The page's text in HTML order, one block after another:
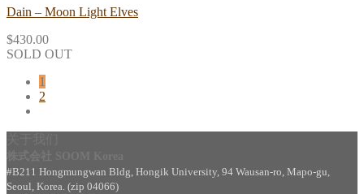
Dain – Moon Light Elves
$430.00
SOLD OUT
1
2
#B211 Hongmungwan Bldg, Hongik University, 94 Wausan-ro, Mapo-gu,
Seoul, Korea. (zip 04066)